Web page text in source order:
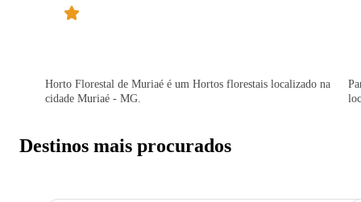
Horto Florestal de Muriaé é um Hortos florestais localizado na
cidade Muriaé - MG.
Destinos mais procurados